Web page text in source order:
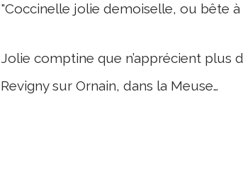
"Coccinelle jolie demoiselle, ou bête
Jolie comptine que n’apprécient plus
Revigny sur Ornain, dans la Meuse…